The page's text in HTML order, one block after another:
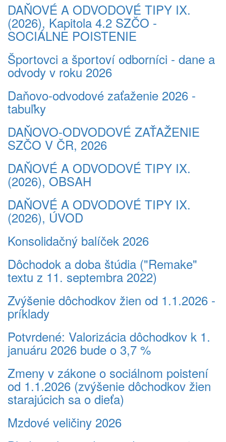
DAŇOVÉ A ODVODOVÉ TIPY IX.
(2026), Kapitola 4.2 SZČO -
SOCIÁLNE POISTENIE
Športovci a športoví odborníci - dane a
odvody v roku 2026
Daňovo-odvodové zaťaženie 2026 -
tabuľky
DAŇOVO-ODVODOVÉ ZAŤAŽENIE
SZČO V ČR, 2026
DAŇOVÉ A ODVODOVÉ TIPY IX.
(2026), OBSAH
DAŇOVÉ A ODVODOVÉ TIPY IX.
(2026), ÚVOD
Konsolidačný balíček 2026
Dôchodok a doba štúdia ("Remake"
textu z 11. septembra 2022)
Zvýšenie dôchodkov žien od 1.1.2026 -
príklady
Potvrdené: Valorizácia dôchodkov k 1.
januáru 2026 bude o 3,7 %
Zmeny v zákone o sociálnom poistení
od 1.1.2026 (zvýšenie dôchodkov žien
starajúcich sa o dieťa)
Mzdové veličiny 2026